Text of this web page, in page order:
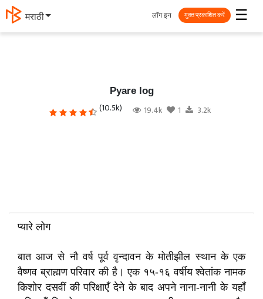
मराठी ☰
लॉग इन मुक्त प्रकाशित करें
Pyare log
(10.5k) 19.4k 1 3.2k
प्यारे लोग
बात आज से नौ वर्ष पूर्व वृन्दावन के मोतीझील स्थान के एक
वैष्णव ब्राह्मण परिवार की है। एक १५-१६ वर्षीय श्वेतांक नामक
किशोर दसवीं की परिक्षाएँ देने के बाद अपने नाना-नानी के यहाँ